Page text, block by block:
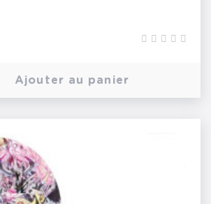
Ajouter au panier